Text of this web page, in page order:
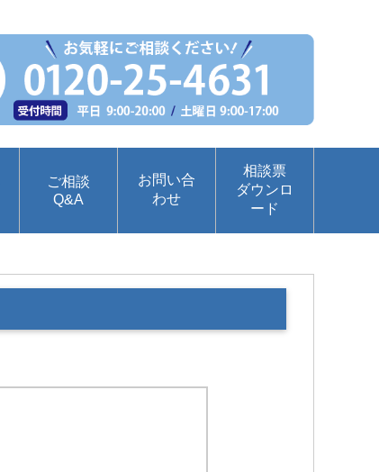
ご相談
Q&A
お問い合
わせ
相談票
ダウンロ
ード